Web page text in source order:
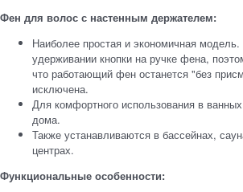
Фен для волос с настенным держателем​:
Наиболее простая и экономичная модель.
удерживании кнопки на ручке фена,
что работающий фен останется "без
исключена.
Для комфортного использования в
дома.
Также устанавливаются в бассейнах,
центрах.
Функциональные особенности: